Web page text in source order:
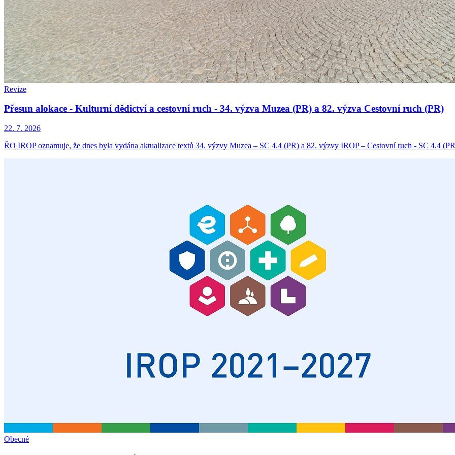
Revize
Přesun alokace - Kulturní dědictví a cestovní ruch - 34. výzva Muzea (PR) a 82. výzva Cestovní ruch (PR)
22. 7. 2026
ŘO IROP oznamuje, že dnes byla vydána aktualizace textů 34. výzvy Muzea – SC 4.4 (PR) a 82. výzvy IROP – Cestovní ruch - SC 4.4
Obecné